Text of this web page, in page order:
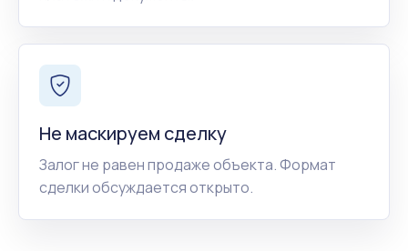
Не маскируем сделку
Залог не равен продаже объекта. Формат
сделки обсуждается открыто.